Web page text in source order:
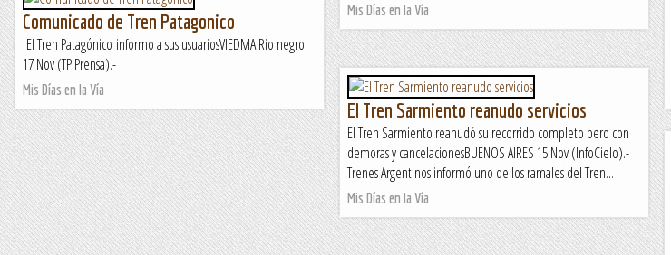
Mis Días en la Vía
Comunicado de Tren Patagonico
El Tren Patagónico informo a sus usuariosVIEDMA Rio negro
17 Nov (TP Prensa).-
Mis Días en la Vía
El Tren Sarmiento reanudo servicios
El Tren Sarmiento reanudó su recorrido completo pero con
demoras y cancelacionesBUENOS AIRES 15 Nov (InfoCielo).-
Trenes Argentinos informó uno de los ramales del Tren...
Mis Días en la Vía